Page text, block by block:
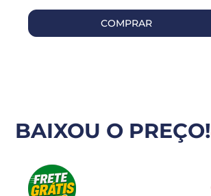
COMPRAR
BAIXOU O PREÇO!